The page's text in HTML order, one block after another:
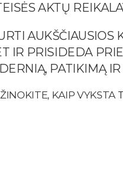
AKTŲ
AUKŠČIAUSIOS
IR PRISIDEDA
PATIKIMĄ
KAIP VYKSTA